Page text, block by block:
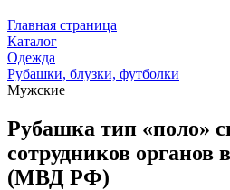
Главная страница
Каталог
Одежда
Рубашки, блузки, футболки
Мужские
Рубашка тип «поло»
сотрудников органов
(МВД РФ)